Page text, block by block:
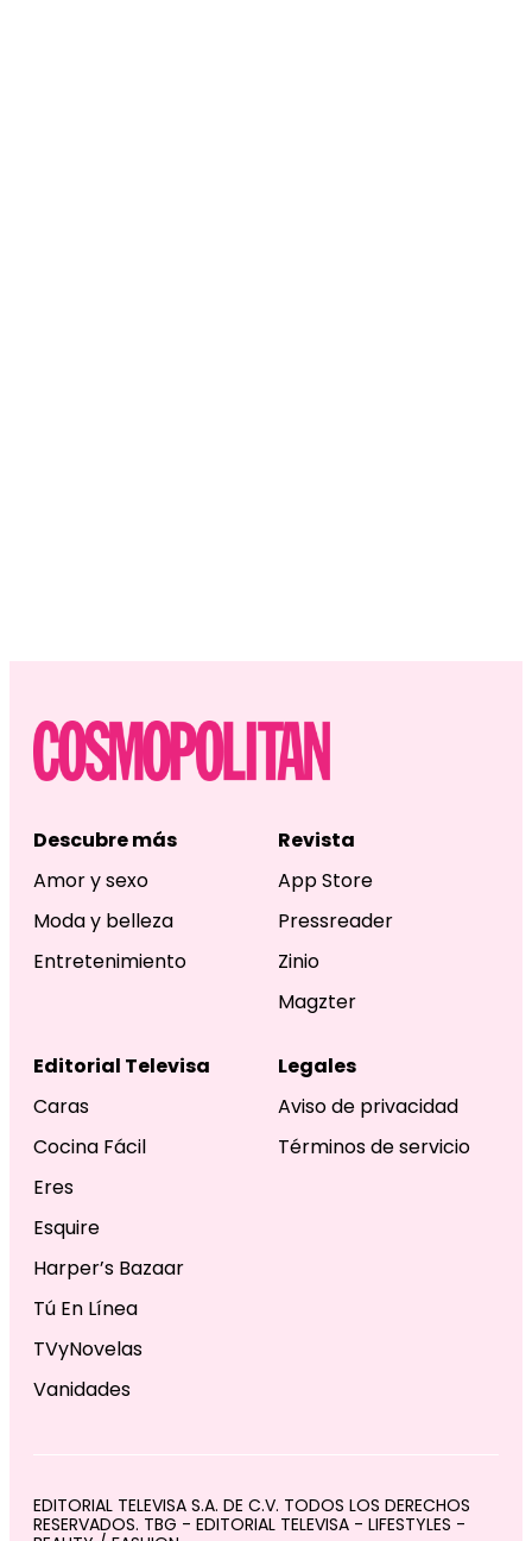
Descubre más
Amor y sexo
Moda y belleza
Entretenimiento
Revista
App Store
Pressreader
Zinio
Magzter
Editorial Televisa
Caras
Cocina Fácil
Eres
Esquire
Harper’s Bazaar
Tú En Línea
TVyNovelas
Vanidades
Legales
Aviso de privacidad
Términos de servicio
EDITORIAL TELEVISA S.A. DE C.V. TODOS LOS DERECHOS
RESERVADOS. TBG - EDITORIAL TELEVISA - LIFESTYLES -